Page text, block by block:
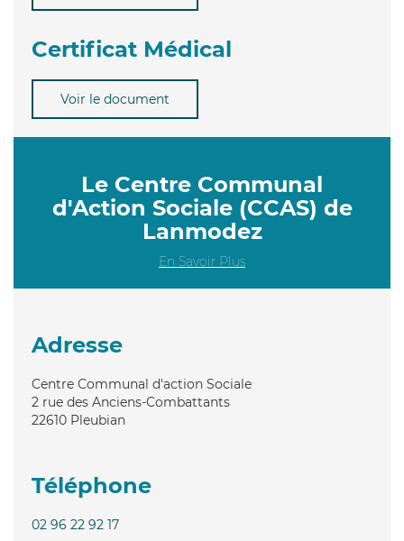
Certificat Médical
Voir le document
Le Centre Communal
d'Action Sociale (CCAS) de
Lanmodez
En Savoir Plus
Adresse
Centre Communal d'action Sociale
2 rue des Anciens-Combattants
22610 Pleubian
Téléphone
02 96 22 92 17